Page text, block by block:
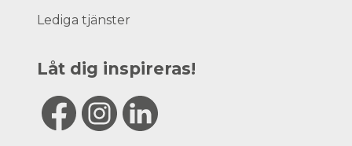
Lediga tjänster
Låt dig inspireras!